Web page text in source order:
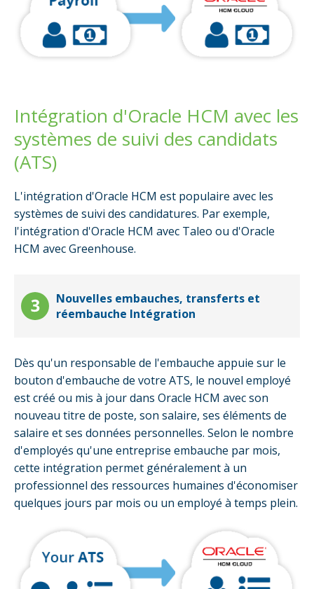
Intégration d'Oracle HCM avec les
systèmes de suivi des candidats
(ATS)
L'intégration d'Oracle HCM est populaire avec les
systèmes de suivi des candidatures. Par exemple,
l'intégration d'Oracle HCM avec Taleo ou d'Oracle
HCM avec Greenhouse.
Nouvelles embauches, transferts et
réembauche Intégration
Dès qu'un responsable de l'embauche appuie sur le
bouton d'embauche de votre ATS, le nouvel employé
est créé ou mis à jour dans Oracle HCM avec son
nouveau titre de poste, son salaire, ses éléments de
salaire et ses données personnelles. Selon le nombre
d'employés qu'une entreprise embauche par mois,
cette intégration permet généralement à un
professionnel des ressources humaines d'économiser
quelques jours par mois ou un employé à temps plein.